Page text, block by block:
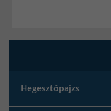
Hegesztőpajzs